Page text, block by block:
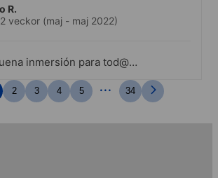
R.
2 veckor (maj - maj 2022)
inmersión para tod@s
2 3 4 5 ... 34